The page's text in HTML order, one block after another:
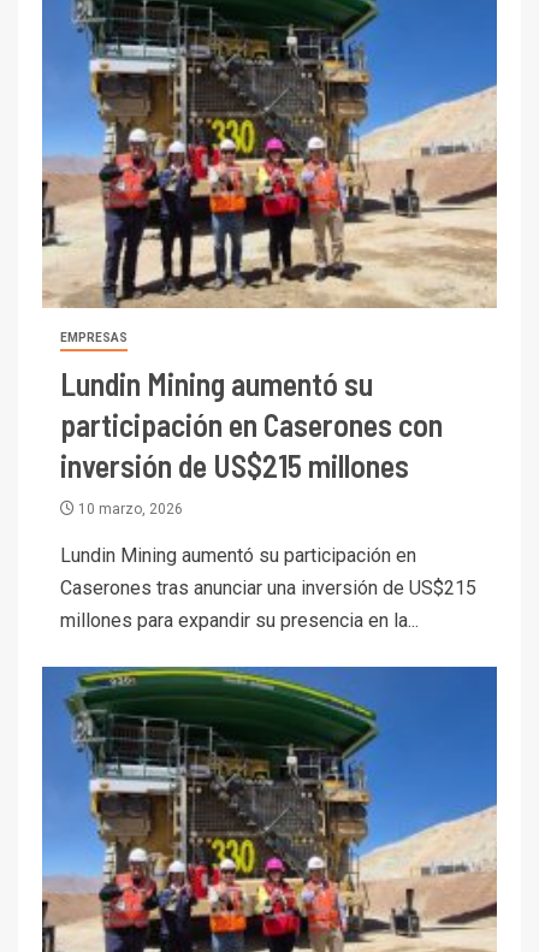
EMPRESAS
Lundin Mining aumentó su
participación en Caserones con
inversión de US$215 millones
10 marzo, 2026
Lundin Mining aumentó su participación en
Caserones tras anunciar una inversión de US$215
millones para expandir su presencia en la...